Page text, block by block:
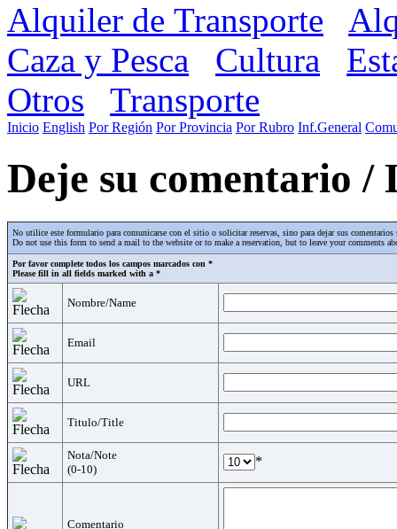
Alquiler de Transporte
Caza y Pesca
Cultura
Otros
Transporte
Inicio English Por Región Por Provincia Por Rubro Inf.General
Deje su comentario /
No utilice este formulario para comunicarse con el sitio o solicitar reservas, sino para dejar sus
Do not use this form to send a mail to the website or to make a reservation, but to leave your comments
Por favor complete todos los campos marcados con *
Please fill in all fields marked with a *
Nombre/Name
Email
URL
Titulo/Title
Nota/Note
(0-10)
*
Comentario